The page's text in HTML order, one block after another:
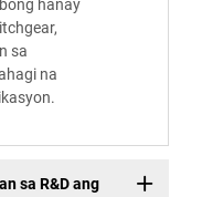
hanay
sa
na
sa R&D ang